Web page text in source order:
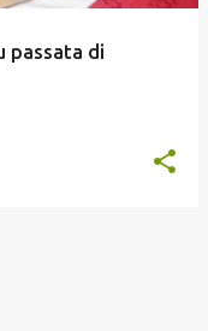
passata di